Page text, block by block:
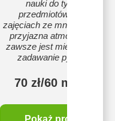
nauki do tych
przedmiotów. Na
zajęciach ze mną panuje
przyjazna atmosfera i
zawsze jest miejsce na
zadawanie pytań.
70 zł/60 min
Pokaż profil